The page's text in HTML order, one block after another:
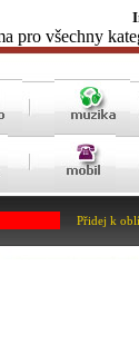
pro všechny
Přidej k